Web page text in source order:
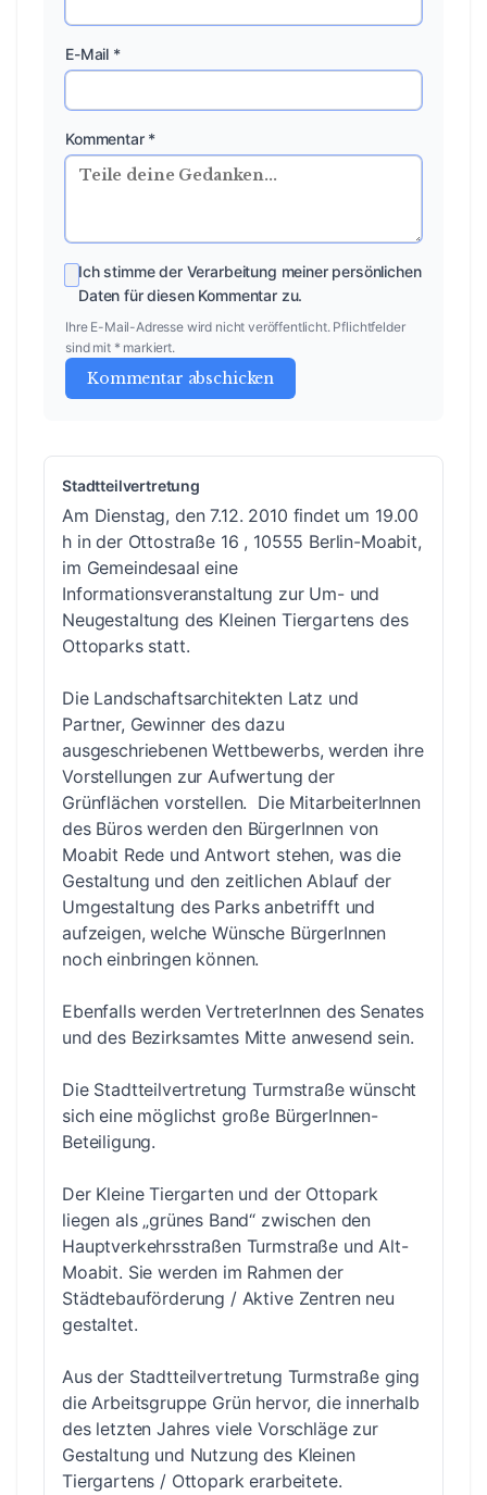
E-Mail *
Kommentar *
Ich stimme der Verarbeitung meiner persönlichen
Daten für diesen Kommentar zu.
Ihre E-Mail-Adresse wird nicht veröffentlicht. Pflichtfelder
sind mit * markiert.
Kommentar abschicken
Stadtteilvertretung
Am Dienstag, den 7.12. 2010 findet um 19.00
h in der Ottostraße 16 , 10555 Berlin-Moabit,
im Gemeindesaal eine
Informationsveranstaltung zur Um- und
Neugestaltung des Kleinen Tiergartens des
Ottoparks statt.
Die Landschaftsarchitekten Latz und
Partner, Gewinner des dazu
ausgeschriebenen Wettbewerbs, werden ihre
Vorstellungen zur Aufwertung der
Grünflächen vorstellen. Die MitarbeiterInnen
des Büros werden den BürgerInnen von
Moabit Rede und Antwort stehen, was die
Gestaltung und den zeitlichen Ablauf der
Umgestaltung des Parks anbetrifft und
aufzeigen, welche Wünsche BürgerInnen
noch einbringen können.
Ebenfalls werden VertreterInnen des Senates
und des Bezirksamtes Mitte anwesend sein.
Die Stadtteilvertretung Turmstraße wünscht
sich eine möglichst große BürgerInnen-
Beteiligung.
Der Kleine Tiergarten und der Ottopark
liegen als „grünes Band“ zwischen den
Hauptverkehrsstraßen Turmstraße und Alt-
Moabit. Sie werden im Rahmen der
Städtebauförderung / Aktive Zentren neu
gestaltet.
Aus der Stadtteilvertretung Turmstraße ging
die Arbeitsgruppe Grün hervor, die innerhalb
des letzten Jahres viele Vorschläge zur
Gestaltung und Nutzung des Kleinen
Tiergartens / Ottopark erarbeitete.